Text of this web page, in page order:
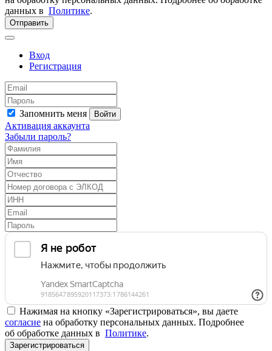
данных в Политике.
Отправить
Вход
Регистрация
Запомнить меня Войти
Активация аккаунта
Забыли пароль?
Нажимая на кнопку «Зарегистрироваться», вы даете
согласие на обработку персональных данных. Подробнее
об обработке данных в Политике.
Зарегистрироваться